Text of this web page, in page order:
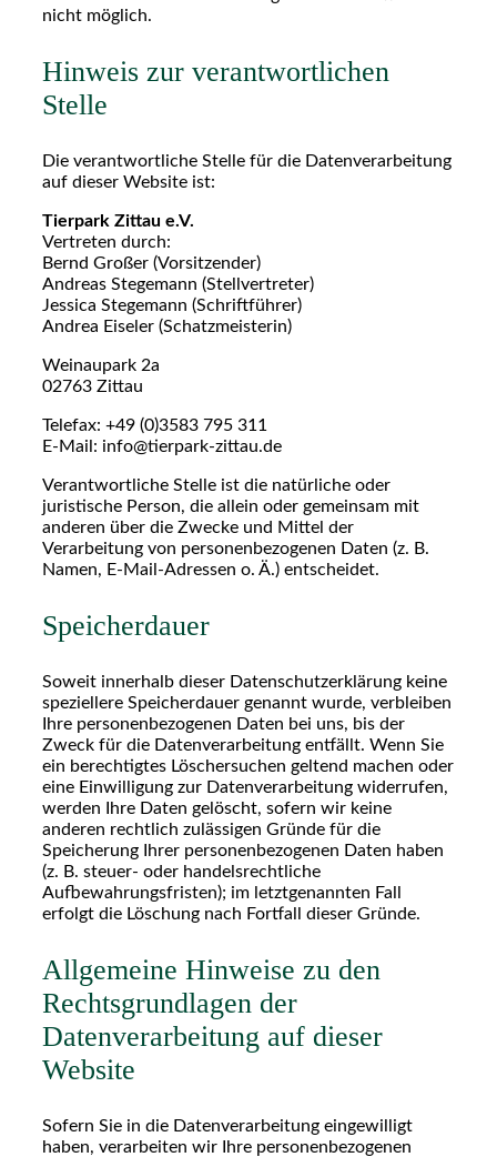
nicht möglich.
Hinweis zur verantwortlichen
Stelle
Die verantwortliche Stelle für die Datenverarbeitung
auf dieser Website ist:
Tierpark Zittau e.V.
Vertreten durch:
Bernd Großer (Vorsitzender)
Andreas Stegemann (Stellvertreter)
Jessica Stegemann (Schriftführer)
Andrea Eiseler (Schatzmeisterin)
Weinaupark 2a
02763 Zittau
Telefax: +49 (0)3583 795 311
E-Mail: info@tierpark-zittau.de
Verantwortliche Stelle ist die natürliche oder
juristische Person, die allein oder gemeinsam mit
anderen über die Zwecke und Mittel der
Verarbeitung von personenbezogenen Daten (z. B.
Namen, E-Mail-Adressen o. Ä.) entscheidet.
Speicherdauer
Soweit innerhalb dieser Datenschutzerklärung keine
speziellere Speicherdauer genannt wurde, verbleiben
Ihre personenbezogenen Daten bei uns, bis der
Zweck für die Datenverarbeitung entfällt. Wenn Sie
ein berechtigtes Löschersuchen geltend machen oder
eine Einwilligung zur Datenverarbeitung widerrufen,
werden Ihre Daten gelöscht, sofern wir keine
anderen rechtlich zulässigen Gründe für die
Speicherung Ihrer personenbezogenen Daten haben
(z. B. steuer- oder handelsrechtliche
Aufbewahrungsfristen); im letztgenannten Fall
erfolgt die Löschung nach Fortfall dieser Gründe.
Allgemeine Hinweise zu den
Rechtsgrundlagen der
Datenverarbeitung auf dieser
Website
Sofern Sie in die Datenverarbeitung eingewilligt
haben, verarbeiten wir Ihre personenbezogenen